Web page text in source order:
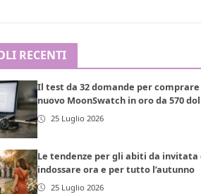
RECENTI
Il test da 32 domande per
nuovo MoonSwatch in oro da 570
25 Luglio 2026
Le tendenze per gli abiti da invitata
indossare ora e per tutto l’autunno
25 Luglio 2026